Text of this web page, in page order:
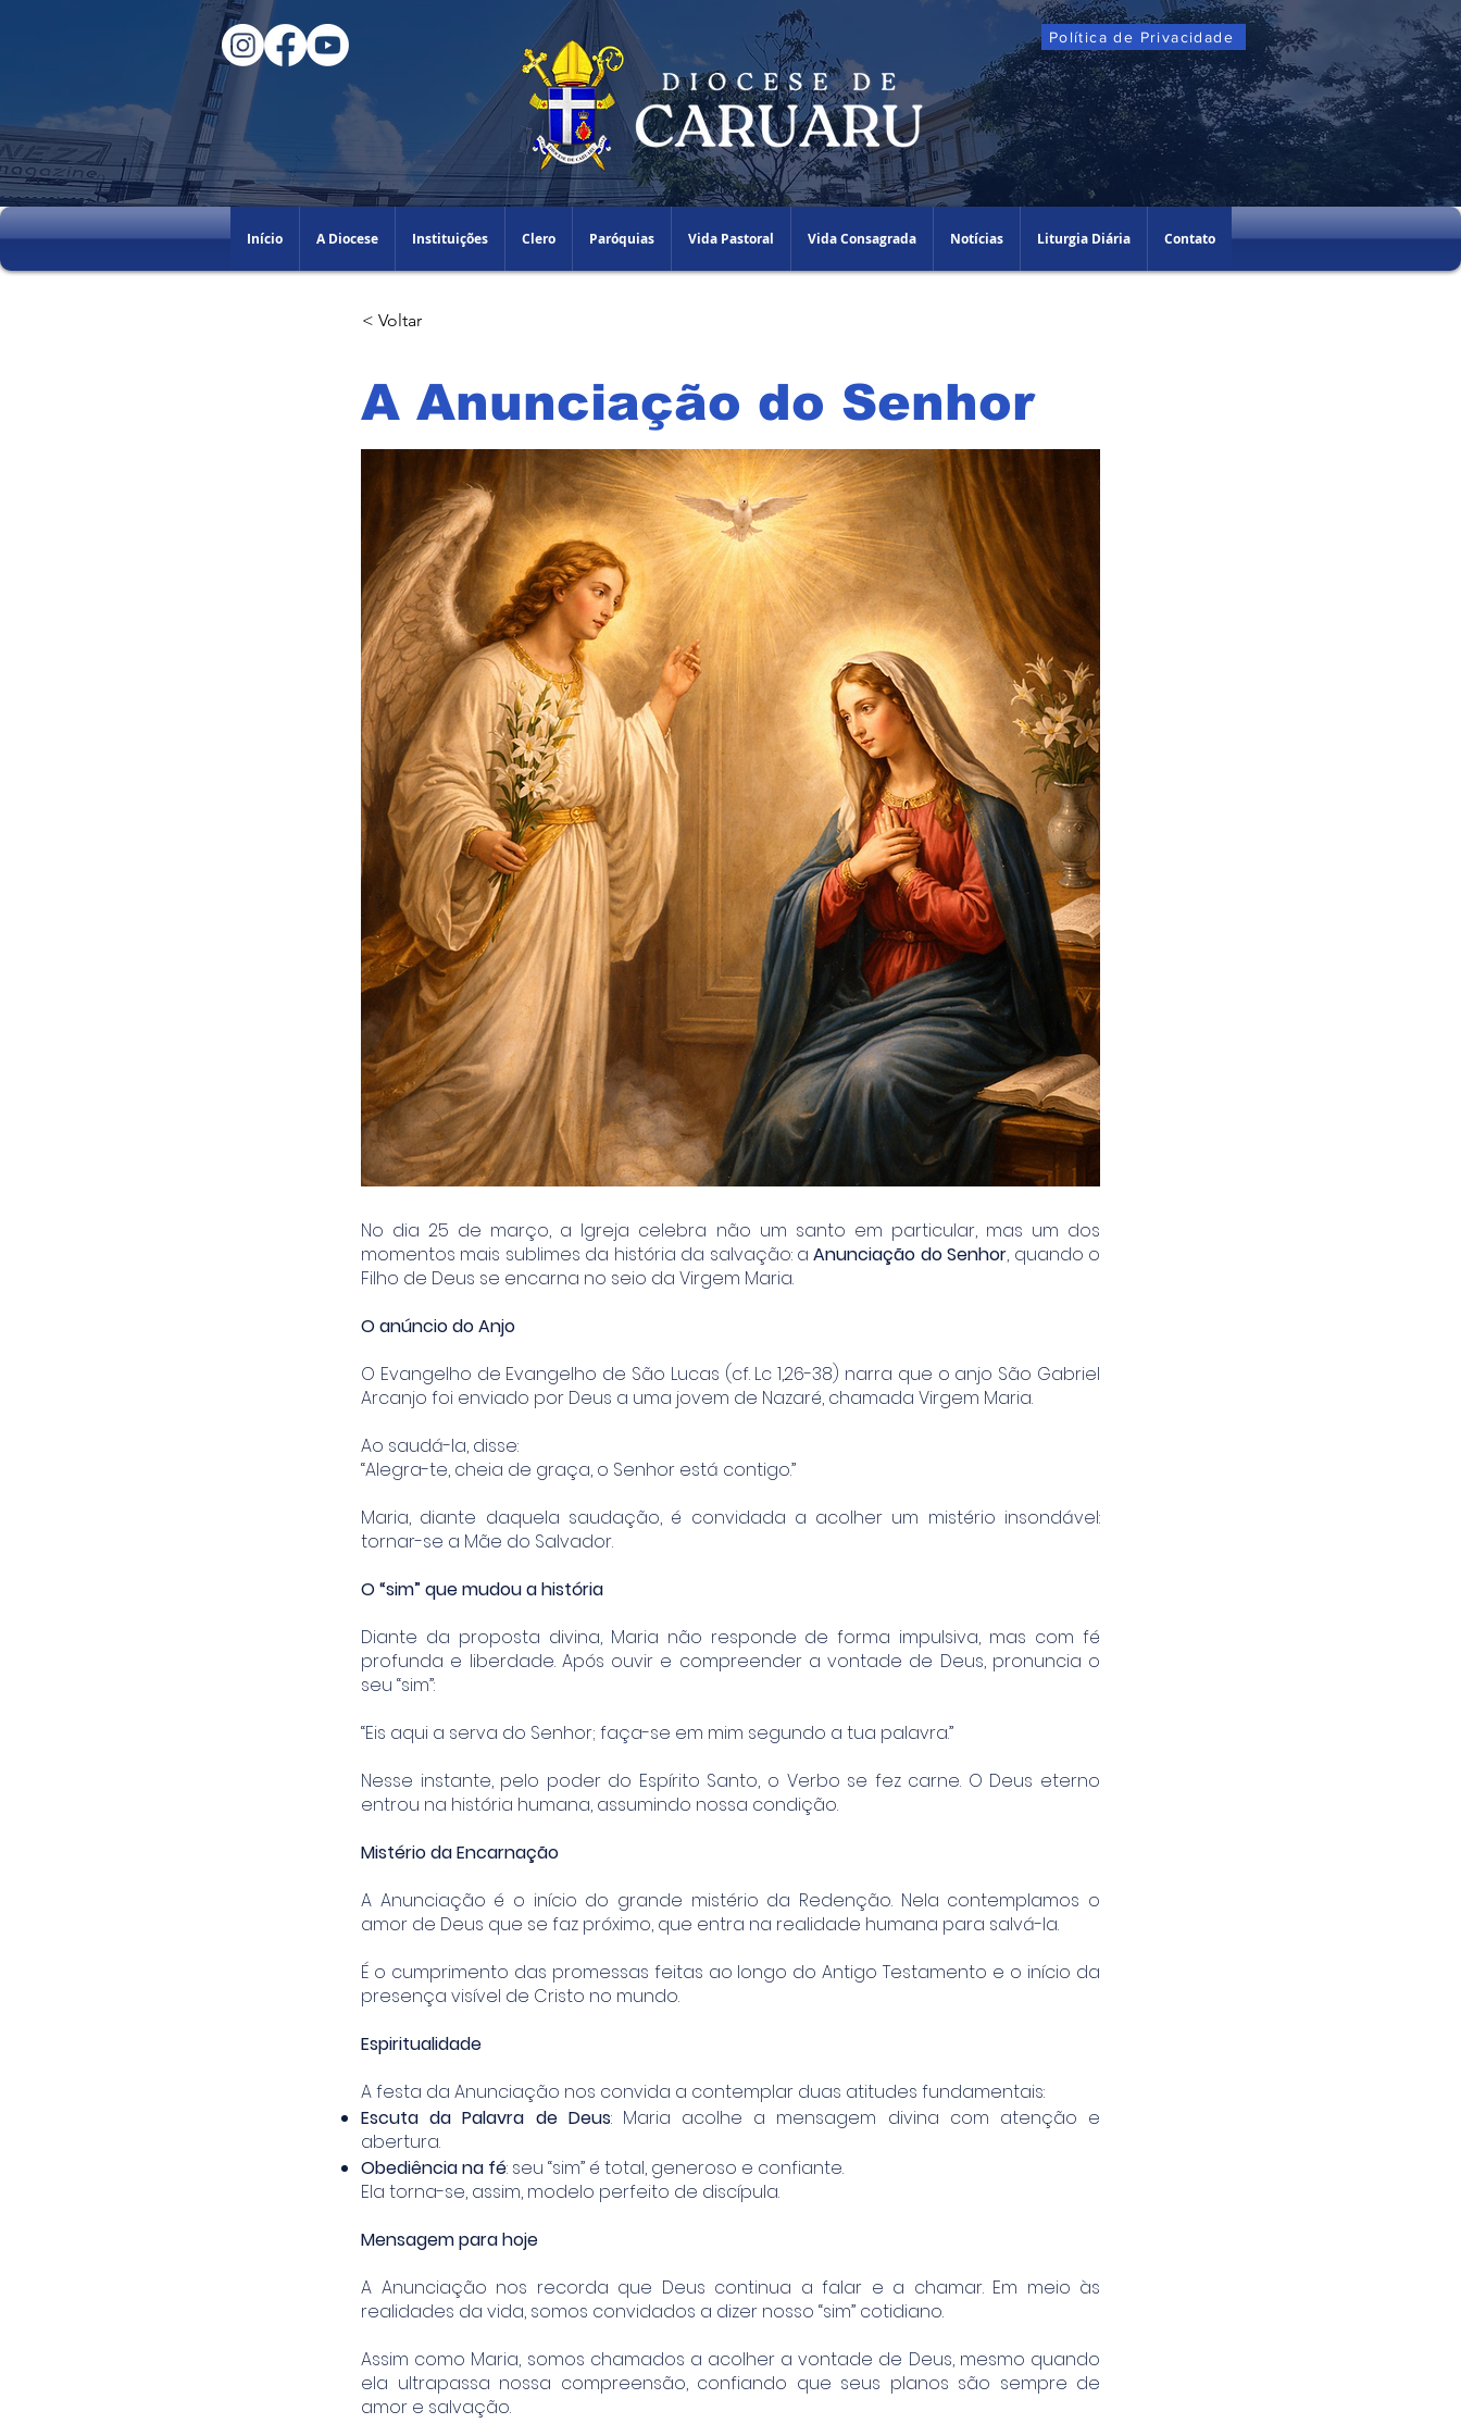
Política de Privacidade
Início A Diocese Instituições Clero Paróquias Vida Pastoral Vida Consagrada Notícias Liturgia Diária Contato
< Voltar
A Anunciação do Senhor
No dia 25 de março, a Igreja celebra não um santo em particular, mas um dos
momentos mais sublimes da história da salvação: aAnunciação do Senhor, quando o
Filho de Deus se encarna no seio da Virgem Maria.
O anúncio do Anjo
O Evangelho de Evangelho de São Lucas (cf. Lc 1,26-38) narra que o anjo São Gabriel
Arcanjo foi enviado por Deus a uma jovem de Nazaré, chamada Virgem Maria.
Ao saudá-la, disse:
“Alegra-te, cheia de graça, o Senhor está contigo.”
Maria, diante daquela saudação, é convidada a acolher um mistério insondável:
tornar-se a Mãe do Salvador.
O “sim” que mudou a história
Diante da proposta divina, Maria não responde de forma impulsiva, mas com fé
profunda e liberdade. Após ouvir e compreender a vontade de Deus, pronuncia o
seu “sim”:
“Eis aqui a serva do Senhor; faça-se em mim segundo a tua palavra.”
Nesse instante, pelo poder do Espírito Santo, o Verbo se fez carne. O Deus eterno
entrou na história humana, assumindo nossa condição.
Mistério da Encarnação
A Anunciação é o início do grande mistério da Redenção. Nela contemplamos o
amor de Deus que se faz próximo, que entra na realidade humana para salvá-la.
É o cumprimento das promessas feitas ao longo do Antigo Testamento e o início da
presença visível de Cristo no mundo.
Espiritualidade
A festa da Anunciação nos convida a contemplar duas atitudes fundamentais:
Escuta da Palavra de Deus: Maria acolhe a mensagem divina com atenção e
abertura.
Obediência na fé: seu “sim” é total, generoso e confiante.
Ela torna-se, assim, modelo perfeito de discípula.
Mensagem para hoje
A Anunciação nos recorda que Deus continua a falar e a chamar. Em meio às
realidades da vida, somos convidados a dizer nosso “sim” cotidiano.
Assim como Maria, somos chamados a acolher a vontade de Deus, mesmo quando
ela ultrapassa nossa compreensão, confiando que seus planos são sempre de
amor e salvação.